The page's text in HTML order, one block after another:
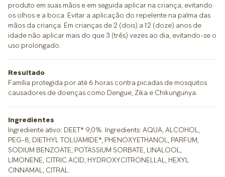
produto em suas mãos e em seguida aplicar na criança, evitando
os olhos e a boca. Evitar a aplicação do repelente na palma das
mãos da criança. Em crianças de 2 (dois) a 12 (doze) anos de
idade não aplicar mais do que 3 (três) vezes ao dia, evitando-se o
uso prolongado.
Resultado
Família protegida por até 6 horas contra picadas de mosquitos
causadores de doenças como Dengue, Zika e Chikungunya.
Ingredientes
Ingrediente ativo: DEET* 9,0%. Ingredients: AQUA, ALCOHOL,
PEG-8, DIETHYL TOLUAMIDE*, PHENOXYETHANOL, PARFUM,
SODIUM BENZOATE, POTASSIUM SORBATE, LINALOOL,
LIMONENE, CITRIC ACID, HYDROXYCITRONELLAL, HEXYL
CINNAMAL, CITRAL.